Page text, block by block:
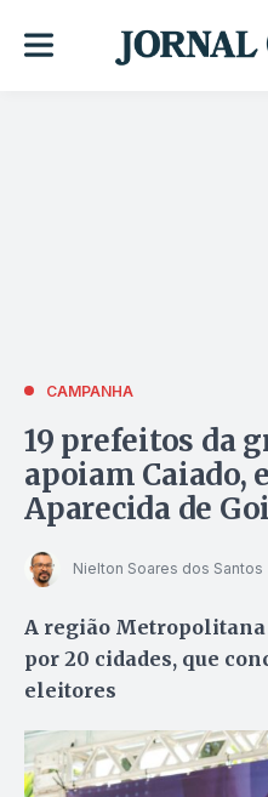
CAMPANHA
19 prefeitos da
apoiam Caiado,
Aparecida de
Nielton Soares dos Santos
A região
por 20 cidades, que
eleitores